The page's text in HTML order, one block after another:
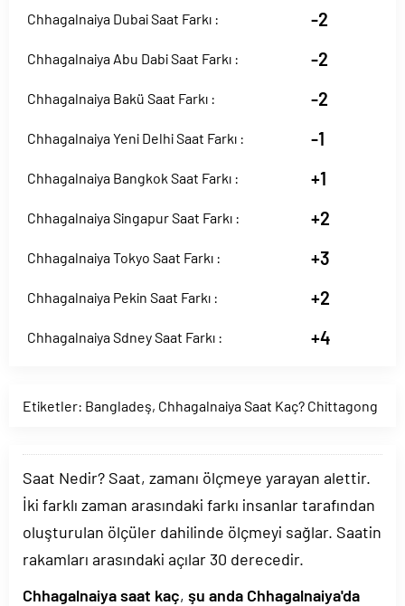
Chhagalnaiya Dubai Saat Farkı : -2
Chhagalnaiya Abu Dabi Saat Farkı : -2
Chhagalnaiya Bakü Saat Farkı : -2
Chhagalnaiya Yeni Delhi Saat Farkı : -1
Chhagalnaiya Bangkok Saat Farkı : +1
Chhagalnaiya Singapur Saat Farkı : +2
Chhagalnaiya Tokyo Saat Farkı : +3
Chhagalnaiya Pekin Saat Farkı : +2
Chhagalnaiya Sdney Saat Farkı : +4
Etiketler: Bangladeş, Chhagalnaiya Saat Kaç? Chittagong
Saat Nedir? Saat, zamanı ölçmeye yarayan alettir.
İki farklı zaman arasındaki farkı insanlar tarafından
oluşturulan ölçüler dahilinde ölçmeyi sağlar. Saatin
rakamları arasındaki açılar 30 derecedir.
Chhagalnaiya saat kaç, şu anda Chhagalnaiya'da